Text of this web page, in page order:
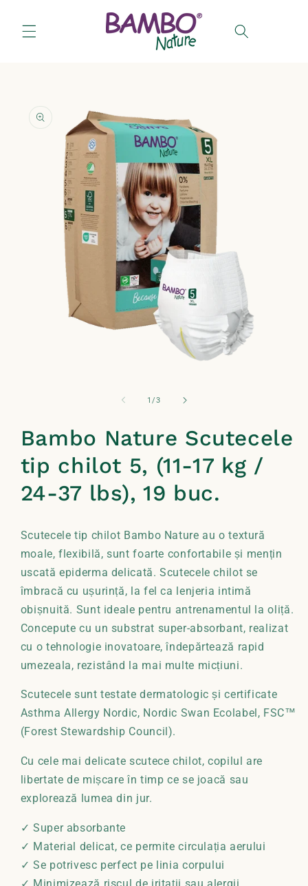
conținut
informațiile
despre
produs
o
fereastră
1/din
3
Bambo Nature Scutecele
tip chilot 5, (11-17 kg /
24-37 lbs), 19 buc.
Scutecele tip chilot Bambo Nature au o textură
moale, flexibilă, sunt foarte confortabile și mențin
uscată epiderma delicată. Scutecele chilot se
îmbracă cu ușurință, la fel ca lenjeria intimă
obișnuită. Sunt ideale pentru antrenamentul la oliță.
Concepute cu un substrat super-absorbant, realizat
cu o tehnologie inovatoare, îndepărtează rapid
umezeala, rezistând la mai multe micțiuni.
Scutecele sunt testate dermatologic și certificate
Asthma Allergy Nordic, Nordic Swan Ecolabel, FSC™
(Forest Stewardship Council).
Cu cele mai delicate scutece chilot, copilul are
libertate de mișcare în timp ce se joacă sau
explorează lumea din jur.
✓ Super absorbante
✓ Material delicat, ce permite circulația aerului
✓ Se potrivesc perfect pe linia corpului